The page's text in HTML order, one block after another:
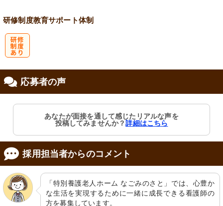
研修制度教育サポート体制
応募者の声
あなたが面接を通して感じたリアルな声を
投稿してみませんか？詳細はこちら
採用担当者からのコメント
「特別養護老人ホーム なごみのさと」では、心豊か
な生活を実現するために一緒に成長できる看護師の
方を募集しています。